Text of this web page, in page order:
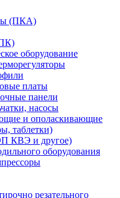
(ПКА)
оборудование
платы
панели
насосы
и ополаскивающие
таблетки)
КВЭ и другое)
оборудования
резательного